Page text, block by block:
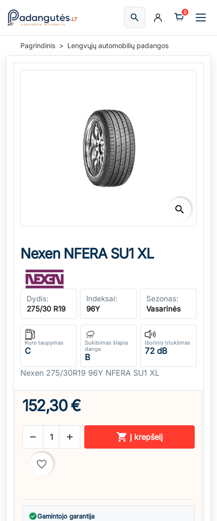
searchIeškoti
0
Pagrindinis Lengvųjų automobilių padangos
search
Nexen NFERA SU1 XL
Dydis:
275/30 R19
Indeksai:
96Y
Sezonas:
Vasarinės
Kuro taupymas
C
Sukibimas šlapia
danga
B
Išorinis triukšmas
72 dB
Nexen 275/30R19 96Y NFERA SU1 XL
152,30 €
   Į krepšelį
favorite_border
verifiedGamintojo garantija